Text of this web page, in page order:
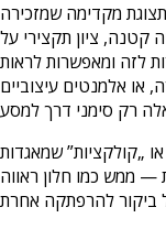
מקדימה שמזכירה
קטנה, ציון תקצירי על
לזה ומאפשרות לראות
או אלמנטים עיצוביים
„קולקציות” שמאגדות
— ממש כמו חלון ראווה